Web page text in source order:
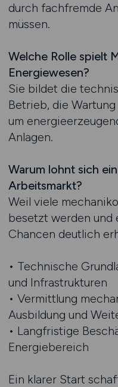
durch fachfremde
müssen.
Welche Rolle spielt
Energiewesen?
Sie bildet die
Betrieb, die
um
Anlagen.
Warum lohnt sich
Arbeitsmarkt?
Weil viele
besetzt werden und
Chancen deutlich
• Technische
und Infrastrukturen
• Vermittlung
Ausbildung und
• Langfristige
Energiebereich
Ein klarer Start